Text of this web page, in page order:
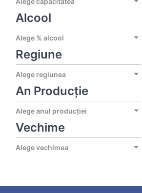
Alcool
Alege % alcool
Regiune
Alege regiunea
An Producție
Alege anul producției
Vechime
Alege vechimea